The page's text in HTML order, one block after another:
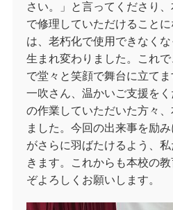
さい。」と言ってくださり
で修理していただけること
は、老朽化で使用できなく
生まれ変わりました。これ
で堂々と笑顔で舞台に立て
一吹さん、温かいご支援を
の作業していただいた方々
ました。今回の出来事を励
がさらに羽ばたけるよう、
きます。これからも本校の
ぞよろしくお願いします。